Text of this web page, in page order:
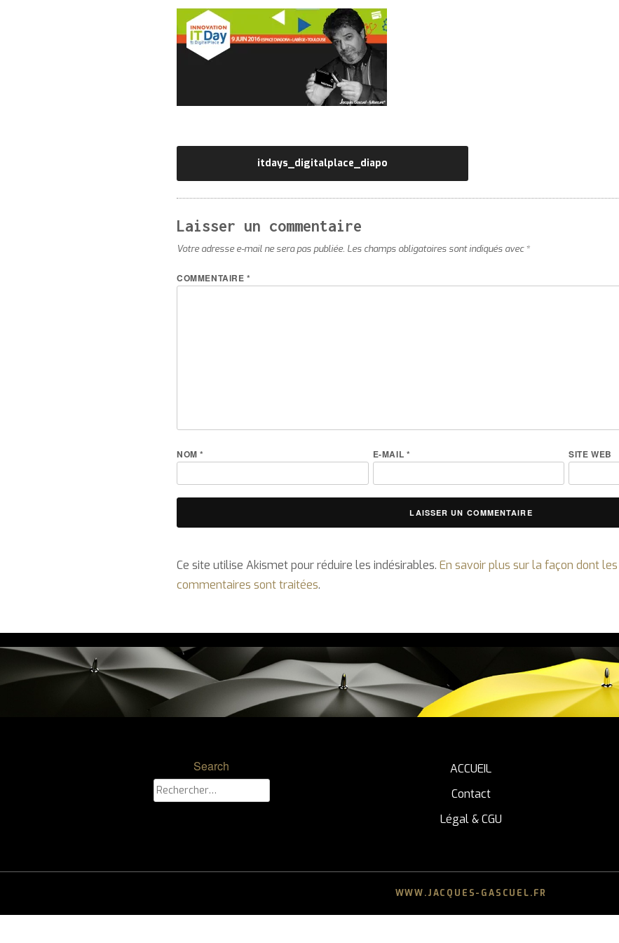
Navigation
de
l’article
itdays_digitalplace_diapo
Laisser un commentaire
Votre adresse e-mail ne sera pas publiée. Les champs obligatoires sont indiqués avec*
COMMENTAIRE*
NOM* E-MAIL * SITE WEB
Ce site utilise Akismet pour réduire les indésirables. En savoir plus sur la façon dont
commentaires sont traitées.
Search
Rechercher :
ACCUEIL
Contact
Légal & CGU
WWW.JACQUES-GASCUEL.FR